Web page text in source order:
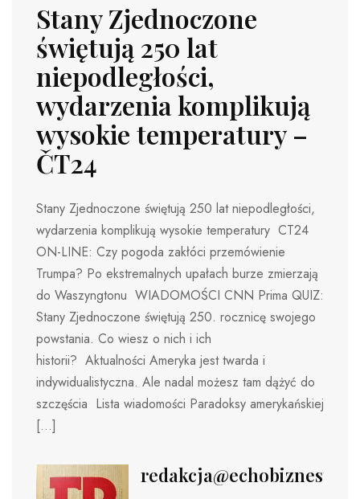
Stany Zjednoczone
świętują 250 lat
niepodległości,
wydarzenia komplikują
wysokie temperatury –
ČT24
Stany Zjednoczone świętują 250 lat niepodległości,
wydarzenia komplikują wysokie temperatury CT24
ON-LINE: Czy pogoda zakłóci przemówienie
Trumpa? Po ekstremalnych upałach burze zmierzają
do Waszyngtonu WIADOMOŚCI CNN Prima QUIZ:
Stany Zjednoczone świętują 250. rocznicę swojego
powstania. Co wiesz o nich i ich
historii? Aktualności Ameryka jest twarda i
indywidualistyczna. Ale nadal możesz tam dążyć do
szczęścia Lista wiadomości Paradoksy amerykańskiej
[…]
redakcja@echobiznesu.pl